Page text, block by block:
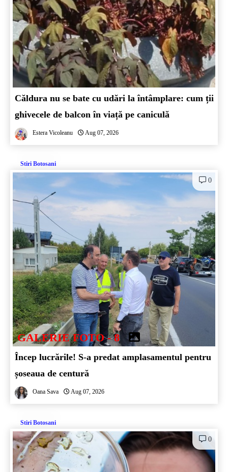
Căldura nu se bate cu udări la întâmplare: cum ții
ghivecele de balcon în viață pe caniculă
Estera Vicoleanu Aug 07, 2026
Stiri Botosani
0
GALERIE FOTO - 8
Încep lucrările! S-a predat amplasamentul pentru
șoseaua de centură
Oana Sava Aug 07, 2026
Stiri Botosani
0